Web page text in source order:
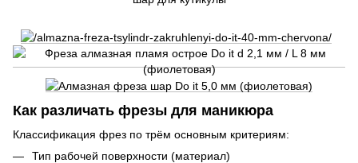
Как различать фрезы для маникюра
Классификация фрез по трём основным критериям:
Тип рабочей поверхности (материал)